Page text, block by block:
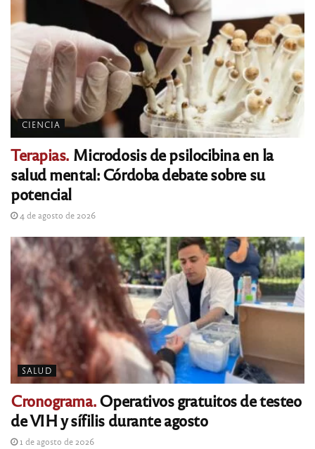
CIENCIA
Terapias. Microdosis de psilocibina en la
salud mental: Córdoba debate sobre su
potencial
4 de agosto de 2026
SALUD
Cronograma.Operativos gratuitos de testeo
de VIH y sífilis durante agosto
1 de agosto de 2026